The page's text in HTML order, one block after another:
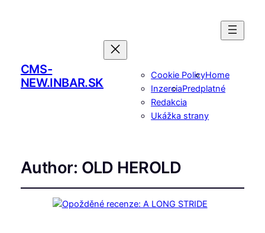
CMS-
NEW.INBAR.SK
Cookie PolicyHome
InzerciaPredplatné
Redakcia
Ukážka strany
Author: OLD HEROLD